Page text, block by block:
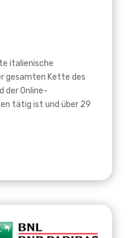
italienische
gesamten Kette des
der Online-
tätig ist und über 29